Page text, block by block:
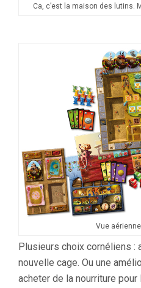
Ca, c’est la maison des lutins.
Vue
Plusieurs choix cornéliens :
nouvelle cage. Ou une
acheter de la nourriture